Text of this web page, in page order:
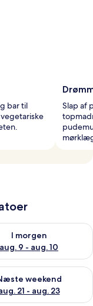
bar til
Slap af
9
I morgen
aug. 9 - aug. 10
for i
14 - aug. 16
weekend
21 - aug. 23
for næste